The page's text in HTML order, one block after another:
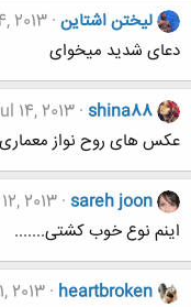
لیختن اشتاین 2013
دعای شدید میخوای
shina88
14, 2013
عکس های روح نواز معماری
sareh joon
2013
اینم نوع خوب کشتی.......
heartbroken
2013